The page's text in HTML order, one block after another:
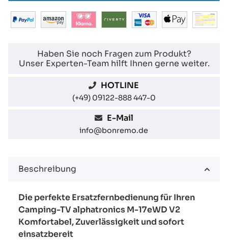
Haben Sie noch Fragen zum Produkt?
Unser Experten-Team hilft Ihnen gerne weiter.
HOTLINE
(+49) 09122-888 447-0
E-Mail
info@bonremo.de
Beschreibung
Die perfekte Ersatzfernbedienung für Ihren
Camping-TV alphatronics M-17eWD V2
Komfortabel, Zuverlässigkeit und sofort
einsatzbereit